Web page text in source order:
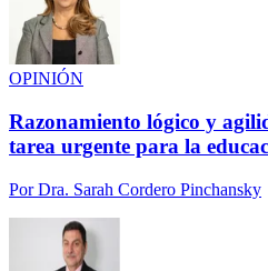
OPINIÓN
Razonamiento lógico y
tarea urgente para la
PorDra. Sarah Cordero Pinchansky